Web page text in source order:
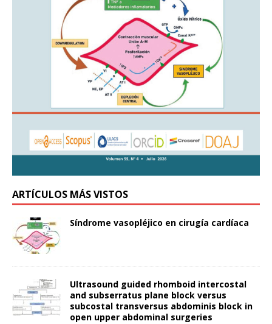
ARTÍCULOS MÁS VISTOS
Síndrome vasopléjico en cirugía cardíaca
Ultrasound guided rhomboid intercostal
and subserratus plane block versus
subcostal transversus abdominis block in
open upper abdominal surgeries